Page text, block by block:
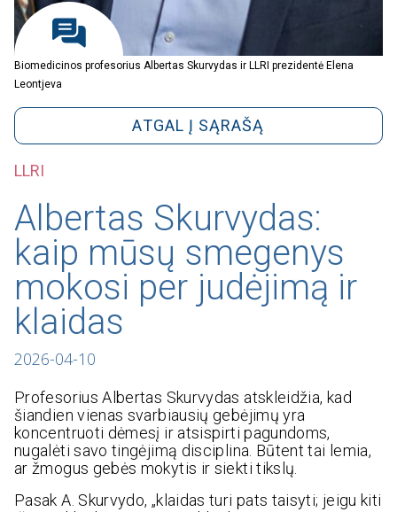
Biomedicinos profesorius Albertas Skurvydas ir LLRI prezidentė Elena
Leontjeva
ATGAL Į SĄRAŠĄ
LLRI
Albertas Skurvydas:
kaip mūsų smegenys
mokosi per judėjimą ir
klaidas
2026-04-10
Profesorius Albertas Skurvydas atskleidžia, kad
šiandien vienas svarbiausių gebėjimų yra
koncentruoti dėmesį ir atsispirti pagundoms,
nugalėti savo tingėjimą disciplina. Būtent tai lemia,
ar žmogus gebės mokytis ir siekti tikslų.
Pasak A. Skurvydo, „klaidas turi pats taisyti; jeigu kiti